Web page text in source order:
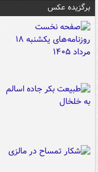
برگزیده عکس